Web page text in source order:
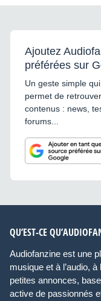
Ajoutez
préférées sur
Un geste simple
permet de
contenus : news,
forums...
QU’EST-CE
Audiofanzine est une
musique et à l’audio,
petites annonces,
active de passionnés